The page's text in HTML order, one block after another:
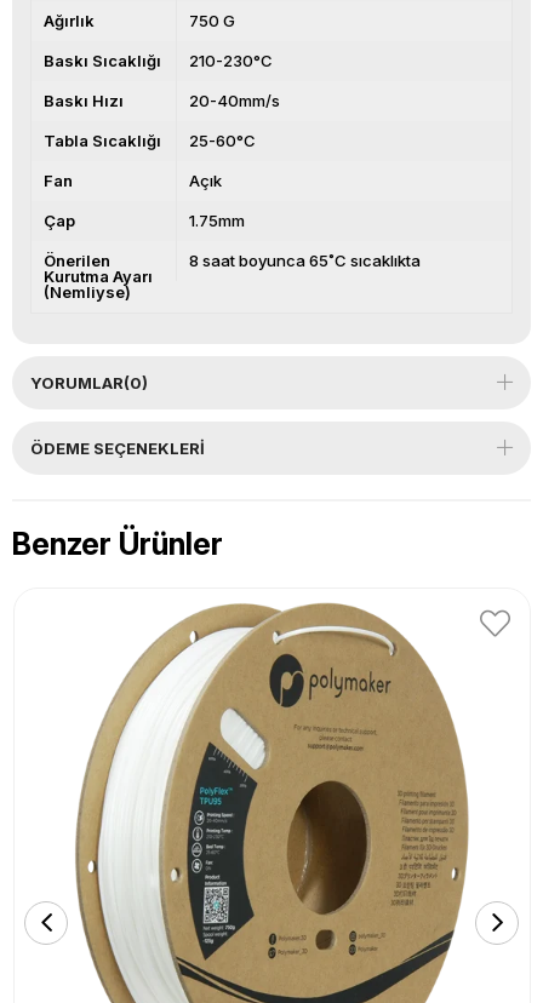
Ağırlık 750 G
Baskı Sıcaklığı 210-230°C
Baskı Hızı 20-40mm/s
Tabla Sıcaklığı 25-60°C
Fan Açık
Çap 1.75mm
Önerilen
Kurutma Ayarı
(Nemliyse)
8 saat boyunca 65˚C sıcaklıkta
YORUMLAR(0)
ÖDEME SEÇENEKLERI
Benzer Ürünler